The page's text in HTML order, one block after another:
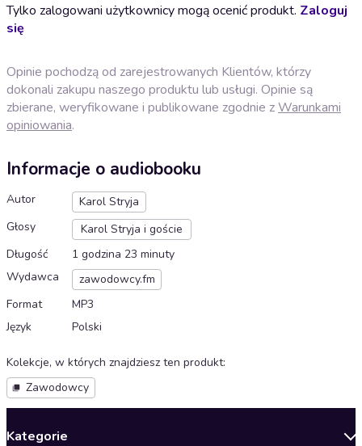
Tylko zalogowani użytkownicy mogą ocenić produkt. Zaloguj
się
Opinie pochodzą od zarejestrowanych Klientów, którzy
dokonali zakupu naszego produktu lub usługi. Opinie są
zbierane, weryfikowane i publikowane zgodnie zWarunkami
opiniowania.
Informacje o audiobooku
Autor
Karol Stryja
Głosy
Karol Stryja i goście
Długość
1 godzina 23 minuty
Wydawca
zawodowcy.fm
Format
MP3
Język
Polski
Kolekcje, w których znajdziesz ten produkt:
Zawodowcy
Kategorie